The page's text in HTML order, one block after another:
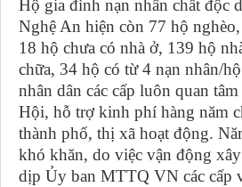
Hộ gia đình nạn nhân chất độc
Nghệ An hiện còn 77 hộ
18 hộ chưa có nhà ở, 139 hộ
chữa, 34 hộ có từ 4 nạn nhân/
nhân dân các cấp luôn quan
Hội, hỗ trợ kinh phí hàng năm
thành phố, thị xã hoạt động.
khó khăn, do việc vận động
dịp Ủy ban MTTQ VN các cấp